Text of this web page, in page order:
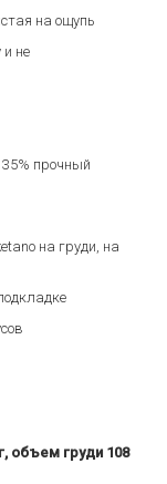
на ощупь
не
прочный
на груди, на
объем груди 108